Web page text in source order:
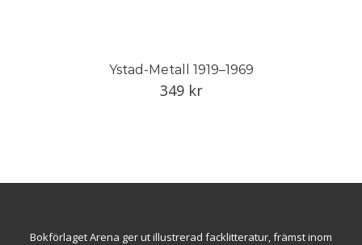
Ystad-Metall 1919–1969
349 kr
Bokförlaget Arena ger ut illustrerad facklitteratur, främst inom